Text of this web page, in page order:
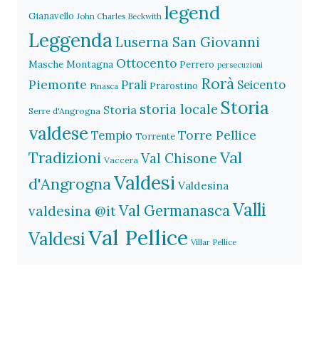
Gianavello John Charles Beckwith legend
Leggenda Luserna San Giovanni
Masche Montagna Ottocento Perrero persecuzioni
Piemonte Pinasca Prali Prarostino Rorà Seicento
Serre d'Angrogna Storia storia locale Storia
valdese Tempio Torrente Torre Pellice
Tradizioni Vaccera Val Chisone Val
d'AngrognaValdesi Valdesina
valdesina @itVal GermanascaValli
ValdesiVal Pellice Villar Pellice